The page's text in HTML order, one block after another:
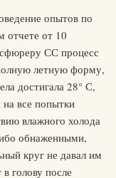
опытов по
отчете от 10
СС процесс
летную форму,
достигала 28° С,
все попытки
влажного холода
обнаженными,
круг не давал им
голову после